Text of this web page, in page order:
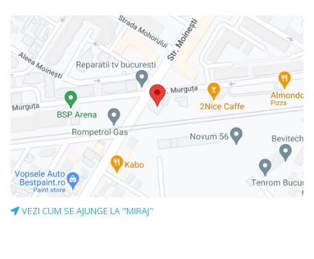
VEZI CUM SE AJUNGE LA "MIRAJ"